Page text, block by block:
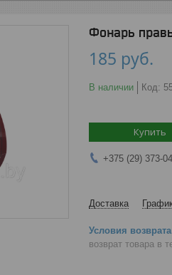
Фонарь
185 руб.
В наличии Код:
Купить
+375 (29) 373-
Доставка
возврат товара в